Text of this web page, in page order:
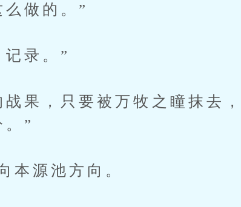
做的。”
录。”
果，只要被万牧之瞳抹去
”
源池方向。